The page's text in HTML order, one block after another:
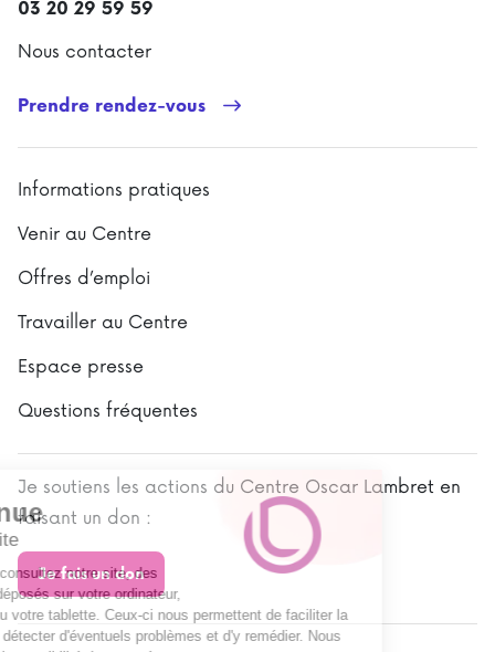
03 20 29 59 59
Nous contacter
Prendre rendez-vous
Informations pratiques
Venir au Centre
Offres d’emploi
Travailler au Centre
Espace presse
Questions fréquentes
Je soutiens les actions du Centre Oscar Lambret en
faisant un don :
Je fais un don
Bienvenue
Lorsque vous consultez notre site, des
cookies sont déposés sur votre ordinateur,
votre mobile ou votre tablette. Ceux-ci nous permettent de faciliter la
navigation, de détecter d'éventuels problèmes et d'y remédier. Nous